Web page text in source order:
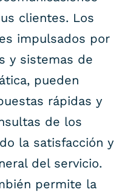
clientes. Los
impulsados por
y sistemas de
pueden
rápidas y
de los
la satisfacción y
del servicio.
permite la